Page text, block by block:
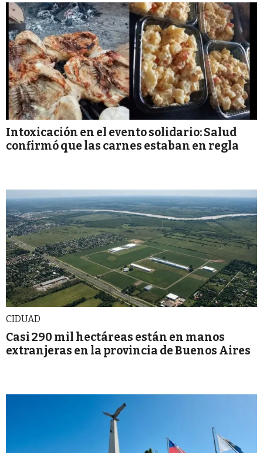
Intoxicación en el evento solidario: Salud
confirmó que las carnes estaban en regla
CIDUAD
Casi 290 mil hectáreas están en manos
extranjeras en la provincia de Buenos Aires